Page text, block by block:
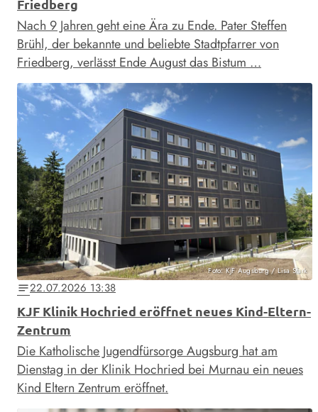
Friedberg
Nach 9 Jahren geht eine Ära zu Ende. Pater Steffen
Brühl, der bekannte und beliebte Stadtpfarrer von
Friedberg, verlässt Ende August das Bistum …
Foto: KJF Augsburg / Lisa Stark
notes22.07.2026 13:38
KJF Klinik Hochried eröffnet neues Kind-Eltern-
Zentrum
Die Katholische Jugendfürsorge Augsburg hat am
Dienstag in der Klinik Hochried bei Murnau ein neues
Kind Eltern Zentrum eröffnet.